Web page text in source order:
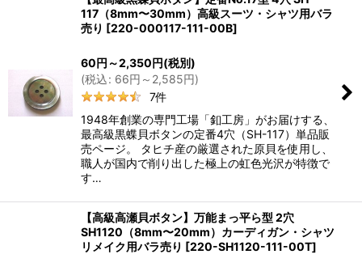
117（8mm〜30mm）高級スーツ・シャツ用バラ
売り [220-000117-111-00B]
60円 ～2,350円(税別)
(税込: 66円 ～2,585円)
7件
1948年創業の専門工場「釦工房」がお届けする、
最高級黒蝶貝ボタンの定番4穴（SH-117）単品販
売ページ。 タヒチ産の厳選された原貝を使用し、
職人が国内で削り出した極上の虹色光沢が特徴で
す…
【高級高瀬貝ボタン】万能まっ平ら型 2穴
SH1120（8mm〜20mm）カーディガン・シャツ
リメイク用バラ売り [220-SH1120-111-00T]